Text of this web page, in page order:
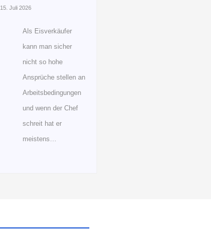
15. Juli 2026
Als Eisverkäufer
kann man sicher
nicht so hohe
Ansprüche stellen an
Arbeitsbedingungen
und wenn der Chef
schreit hat er
meistens…